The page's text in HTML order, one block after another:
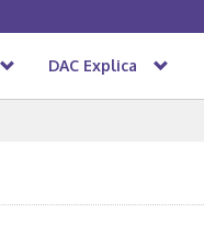
DAC Explica